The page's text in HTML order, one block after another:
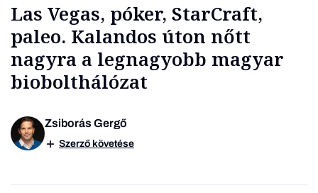
Las Vegas, póker, StarCraft,
paleo. Kalandos úton nőtt
nagyra a legnagyobb magyar
biobolthálózat
Zsiborás Gergő
Szerző követése